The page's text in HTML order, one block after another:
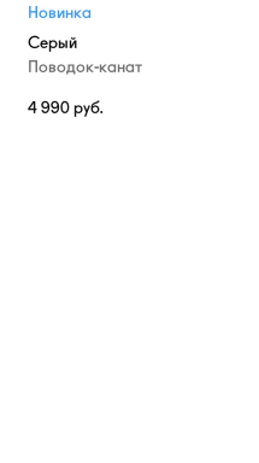
Новинка
Серый
Поводок-канат
4 990 руб.